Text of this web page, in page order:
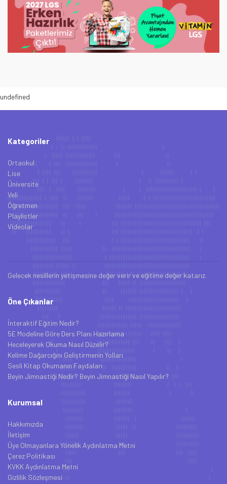
undefined
Kategoriler
Ortaokul
Lise
Üniversite
Veli
Öğretmen
Playlistler
Videolar
Gelecek nesillerin yetişmesine değer verir ve eğitime değer katarız.
Öne Çıkanlar
İnteraktif Eğitim Nedir?
5E Modeline Göre Ders Planı Hazırlama
Heceleyerek Okuma Nasıl Düzelir?
Kelime Dağarcığını Geliştirmenin Yolları
Sesli Kitap Okumanın Faydaları
Beyin Jimnastiği Nedir? Beyin Jimnastiği Nasıl Yapılır?
Kurumsal
Hakkımızda
İletişim
Üye Olmayanlara Yönelik Aydınlatma Metni
Çerez Politikası
KVKK Aydınlatma Metni
Gizlilik Sözleşmesi